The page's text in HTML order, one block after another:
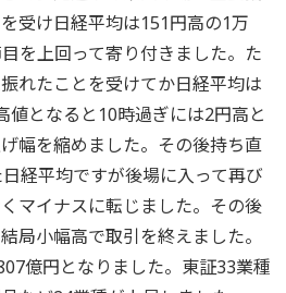
受け日経平均は151円高の1万
を上回って寄り付きました。た
れたことを受けてか日経平均は
値となると10時過ぎには2円高と
幅を縮めました。その後持ち直
経平均ですが後場に入って再び
マイナスに転じました。その後
局小幅高で取引を終えました。
億円となりました。東証33業種